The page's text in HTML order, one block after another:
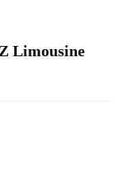
Limousine